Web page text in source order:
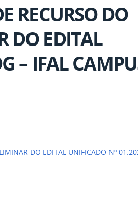
RECURSO DO
DO EDITAL
– IFAL
DO EDITAL UNIFICADO Nº